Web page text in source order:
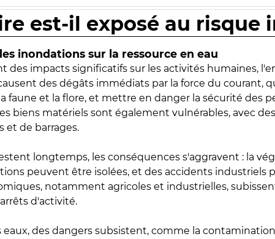
est-il exposé au risque
inondations sur la ressource en eau
des impacts significatifs sur les activités humaines,
des dégâts immédiats par la force du courant,
faune et la flore, et mettre en danger la sécurité des
biens matériels sont également vulnérables, avec
et de barrages.
longtemps, les conséquences s'aggravent : la
peuvent être isolées, et des accidents industriels
notamment agricoles et industrielles,
d'activité.
eaux, des dangers subsistent, comme la